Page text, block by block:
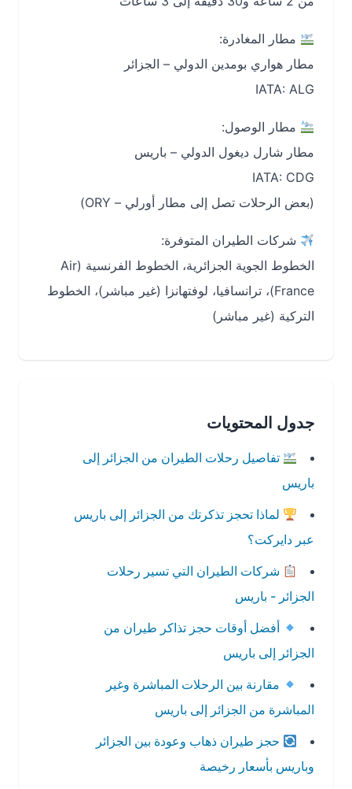
مطار المغادرة:
مطار هواري بومدين الدولي – الجزائر
IATA: ALG
مطار الوصول:
مطار شارل ديغول الدولي – باريس
IATA: CDG
(بعض الرحلات تصل إلى مطار أورلي – ORY)
شركات الطيران المتوفرة:
الخطوط الجوية الجزائرية، الخطوط الفرنسية (Air
France)، ترانسافيا، لوفتهانزا (غير مباشر)، الخطوط
التركية (غير مباشر)
جدول المحتويات
تفاصيل رحلات الطيران من الجزائر إلى
لماذا تحجز تذكرتك من الجزائر إلى باريس
عبر دايركت؟
شركات الطيران التي تسير رحلات
الجزائر - باريس
أفضل أوقات حجز تذاكر طيران من
الجزائر إلى باريس
مقارنة بين الرحلات المباشرة وغير
المباشرة من الجزائر إلى باريس
حجز طيران ذهاب وعودة بين الجزائر
وباريس بأسعار رخيصة